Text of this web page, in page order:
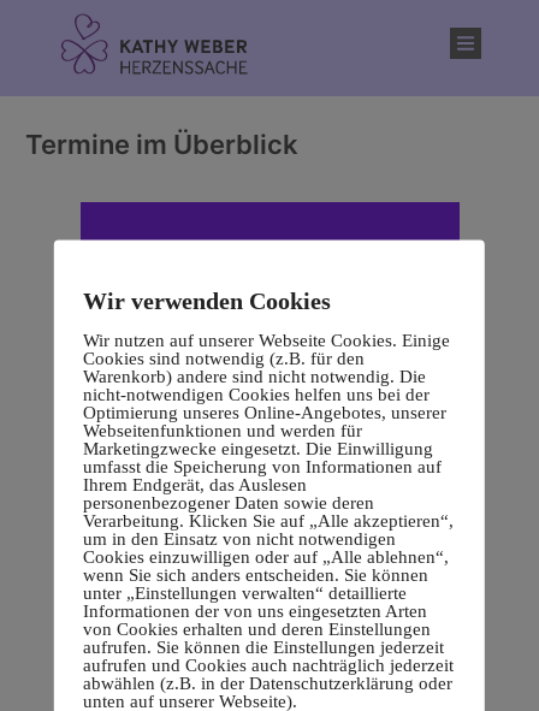
Termine im Überblick
Wir verwenden Cookies
Wir nutzen auf unserer Webseite Cookies. Einige
Cookies sind notwendig (z.B. für den
Warenkorb) andere sind nicht notwendig. Die
nicht-notwendigen Cookies helfen uns bei der
Optimierung unseres Online-Angebotes, unserer
Webseitenfunktionen und werden für
Marketingzwecke eingesetzt. Die Einwilligung
umfasst die Speicherung von Informationen auf
Ihrem Endgerät, das Auslesen
personenbezogener Daten sowie deren
Verarbeitung. Klicken Sie auf „Alle akzeptieren“,
um in den Einsatz von nicht notwendigen
Cookies einzuwilligen oder auf „Alle ablehnen“,
wenn Sie sich anders entscheiden. Sie können
unter „Einstellungen verwalten“ detaillierte
Informationen der von uns eingesetzten Arten
von Cookies erhalten und deren Einstellungen
aufrufen. Sie können die Einstellungen jederzeit
aufrufen und Cookies auch nachträglich jederzeit
abwählen (z.B. in der Datenschutzerklärung oder
unten auf unserer Webseite).